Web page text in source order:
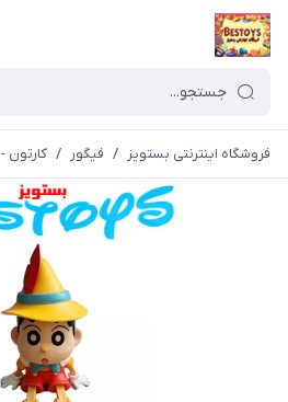
فروشگاه اینترنتی بستویز / فیگور / کارتون - Animitions